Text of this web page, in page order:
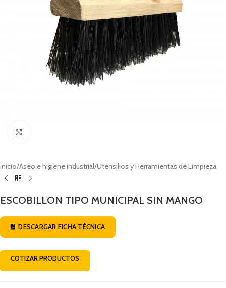
Inicio/Aseo e higiene industrial/Utensilios y Herramientas de Limpieza
ESCOBILLON TIPO MUNICIPAL SIN MANGO
DESCARGAR FICHA TÉCNICA
COTIZAR PRODUCTOS